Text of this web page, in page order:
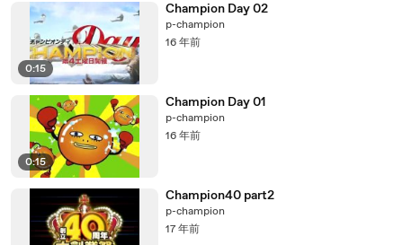
0:15
Champion Day 02
p-champion
16 年前
0:15
Champion Day 01
p-champion
16 年前
Champion40 part2
p-champion
17 年前